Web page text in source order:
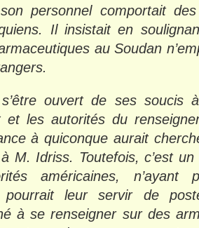
personnel comportait
Il insistait en
au Soudan
ouvert de ses soucis
et les autorités du
à quiconque aurait
M. Idriss. Toutefois, c’est
américaines, n’ayant
pourrait leur servir de
à se renseigner sur des